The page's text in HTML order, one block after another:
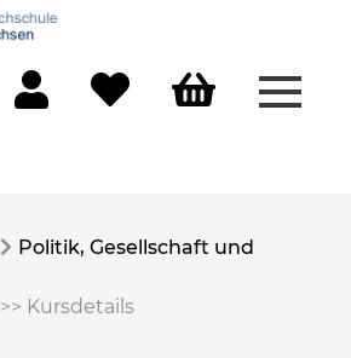
Politik, Gesellschaft und
>> Kursdetails